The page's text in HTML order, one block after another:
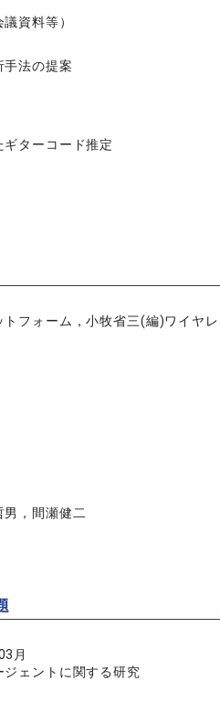
資料等）
手法の提案
ターコード推定
トフォーム，小牧省三(編)ワイヤ
，間瀬健二
月
ェントに関する研究